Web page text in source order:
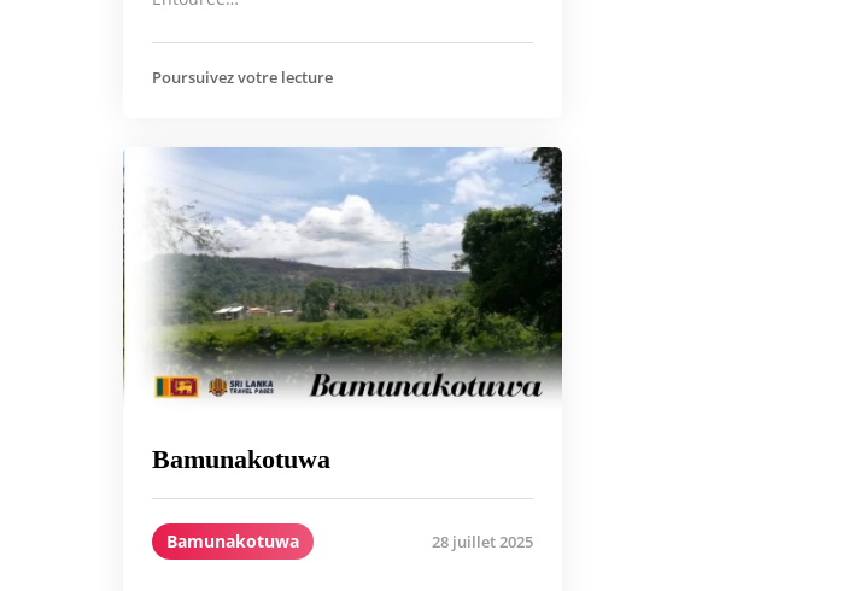
Poursuivez votre lecture
Bamunakotuwa
Bamunakotuwa 28 juillet 2025